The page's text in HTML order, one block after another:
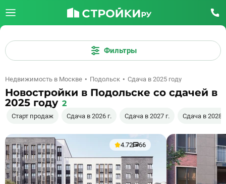
Фильтры
Недвижимость в Москве Подольск Сдача в 2025 году
Новостройки в Подольске со сдачей в
2025 году 2
Старт продаж Сдача в 2026 г. Сдача в 2027 г. Сдача в 2028
4.72 66